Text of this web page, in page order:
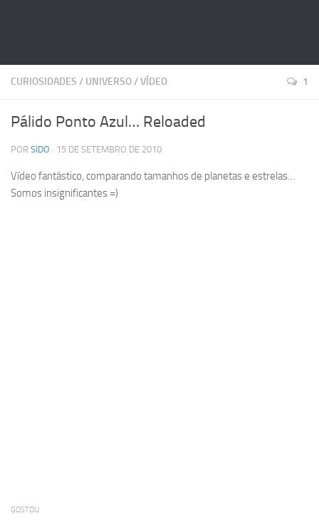
CURIOSIDADES / UNIVERSO/VÍDEO 1
Pálido Ponto Azul… Reloaded
POR SIDO · 15 DE SETEMBRO DE 2010
Vídeo fantástico, comparando tamanhos de planetas e estrelas…
Somos insignificantes =)
GOSTOU